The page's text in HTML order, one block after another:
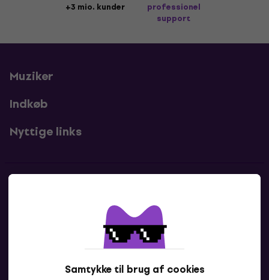
Samtykke til brug af cookies
+3 mio. kunder
professionel
support
Muziker
Indkøb
Nyttige links
Kontakt os